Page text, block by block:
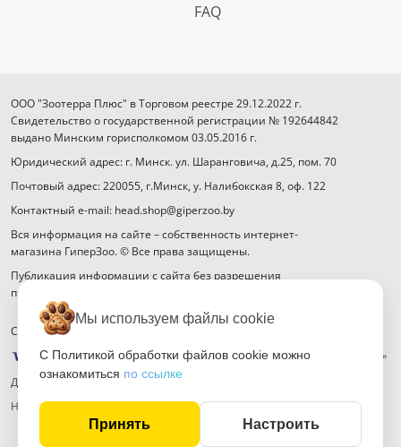
FAQ
ООО "Зоотерра Плюс" в Торговом реестре 29.12.2022 г.
Свидетельство о государственной регистрации № 192644842
выдано Минским горисполкомом 03.05.2016 г.
Юридический адрес: г. Минск. ул. Шаранговича, д.25, пом. 70
Почтовый адрес: 220055, г.Минск, у. Налибокская 8, оф. 122
Контактный e-mail: head.shop@giperzoo.by
Вся информация на сайте – собственность интернет-
магазина ГиперЗоо. © Все права защищены.
Публикация информации с сайта без разрешения
правообладателя запрещена.
Способы оплаты
Договор публичной оферты
Настройка файлов cookie
Мы используем файлы cookie
С Политикой обработки файлов cookie можно
ознакомиться по ссылке
Принять Настроить